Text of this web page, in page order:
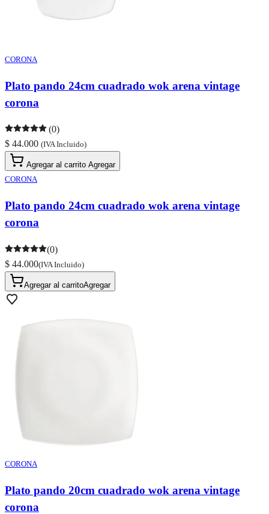
CORONA
Plato pando 24cm cuadrado wok arena vintage
corona
(0)
$ 44.000 (IVA Incluido)
Agregar al carrito Agregar
CORONA
Plato pando 24cm cuadrado wok arena vintage
corona
(0)
$ 44.000(IVA Incluido)
Agregar al carritoAgregar
CORONA
Plato pando 20cm cuadrado wok arena vintage
corona